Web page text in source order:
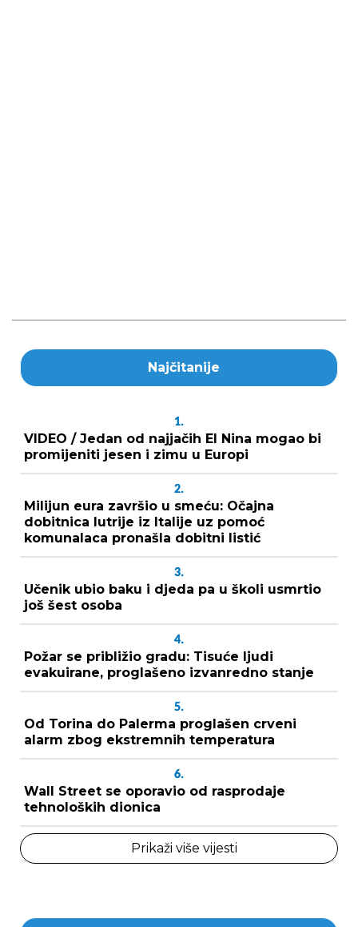
Najčitanije
1.
VIDEO / Jedan od najjačih El Nina mogao bi
promijeniti jesen i zimu u Europi
2.
Milijun eura završio u smeću: Očajna
dobitnica lutrije iz Italije uz pomoć
komunalaca pronašla dobitni listić
3.
Učenik ubio baku i djeda pa u školi usmrtio
još šest osoba
4.
Požar se približio gradu: Tisuće ljudi
evakuirane, proglašeno izvanredno stanje
5.
Od Torina do Palerma proglašen crveni
alarm zbog ekstremnih temperatura
6.
Wall Street se oporavio od rasprodaje
tehnoloških dionica
Prikaži više vijesti